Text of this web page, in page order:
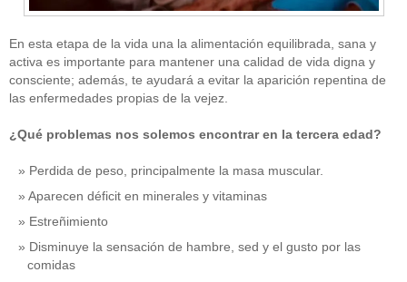
En esta etapa de la vida una la alimentación equilibrada, sana y
activa es importante para mantener una calidad de vida digna y
consciente; además, te ayudará a evitar la aparición repentina de
las enfermedades propias de la vejez.
¿Qué problemas nos solemos encontrar en la tercera edad?
Perdida de peso, principalmente la masa muscular.
Aparecen déficit en minerales y vitaminas
Estreñimiento
Disminuye la sensación de hambre, sed y el gusto por las
comidas